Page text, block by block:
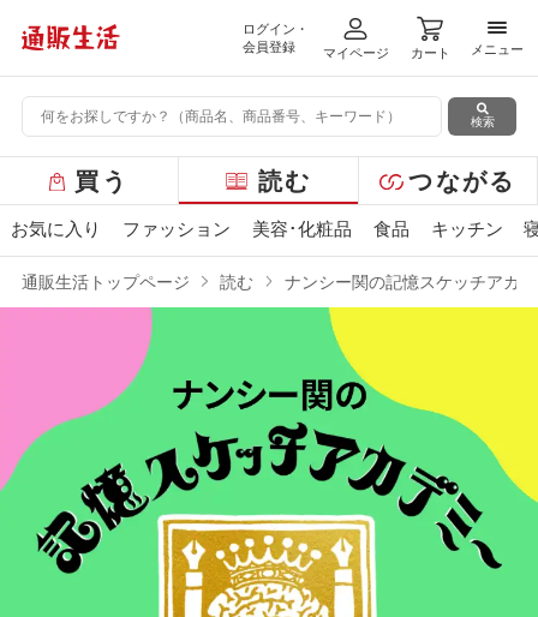
ログイン・
会員登録
マイページ カート
メニ
メニュー
検索
ー
バ
買う 読む つながる
お気に入り ファッション 美容･化粧品 食品 キッチン
通販生活トップページ 読む ナンシー関の記憶スケッチアカ